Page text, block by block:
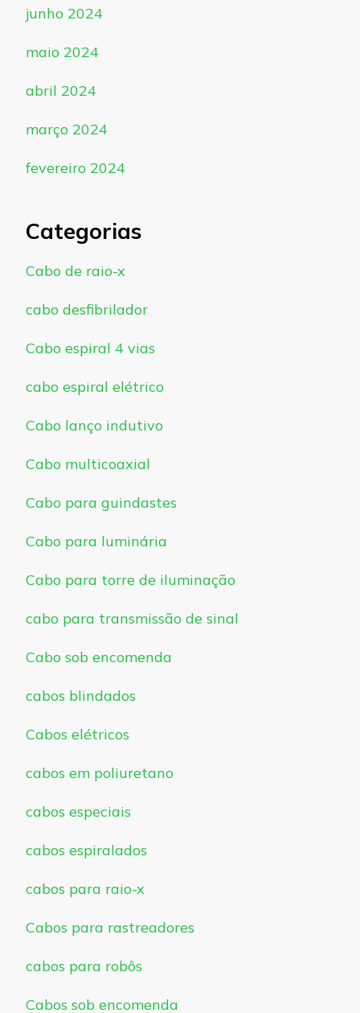
junho 2024
maio 2024
abril 2024
março 2024
fevereiro 2024
Categorias
Cabo de raio-x
cabo desfibrilador
Cabo espiral 4 vias
cabo espiral elétrico
Cabo lanço indutivo
Cabo multicoaxial
Cabo para guindastes
Cabo para luminária
Cabo para torre de iluminação
cabo para transmissão de sinal
Cabo sob encomenda
cabos blindados
Cabos elétricos
cabos em poliuretano
cabos especiais
cabos espiralados
cabos para raio-x
Cabos para rastreadores
cabos para robôs
Cabos sob encomenda